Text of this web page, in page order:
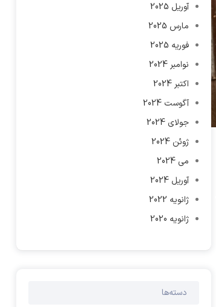
آوریل 2025
مارس 2025
فوریه 2025
نوامبر 2024
اکتبر 2024
آگوست 2024
جولای 2024
ژوئن 2024
می 2024
آوریل 2024
ژانویه 2022
ژانویه 2020
دسته‌ها